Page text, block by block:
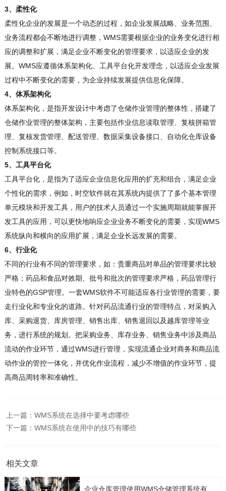
3、柔性化
柔性化企业的发展是一个动态的过程，如企业发展战略、业务范围、
业务流程都会不断地进行调整，WMS需要根据企业的业务变化进行相
应的调整和扩展，满足企业不断变化的管理要求，以适应企业的发
展。WMS应遵循体系架构化、工具平台化开发理念，以适应企业发展
过程中不断变化的需要，为企业持续发展提供信息化保障。
4、体系架构化
体系架构化，是指开发设计中考虑了仓储作业管理的整体性，搭建了
仓储作业管理的整体架构，主要包括作业信息读取管理、复核拼箱管
理、复核发货管理、配送管理、数据采集设备接口、自动化仓库设备
控制系统接口等。
5、工具平台化
工具平台化，是指为了适应企业信息化应用的扩充和组合，满足企业
个性化的需求，例如，时空软件就在其系统内提供了了多个基本管理
单元模块和开发工具，用户的技术人员通过一个实施周期就能掌握开
发工具的应用，可以更快地响应企业业务不断变化的需要，实现WMS
系统纵向和横向的应用扩展，满足企业长远发展的需要。
6、行业化
不同的行业有不同的管理要求，如：贵重商品对单品的管理要求比较
严格；药品和食品对效期、批号和批次的管理要求严格，药品管理行
业特色的GSP管理。一套WMS软件不可能适应各行业管理的需要，要
走行业化和专业化的道路。针对药品流通行业的管理特点，对采购入
库、采购退货、库房管理、销售出库、销售退回以及越库管理等业
务，进行系统的规划。把采购业务、库存业务、销售业务中涉及商品
流动的作业环节，通过WMS进行管理，实现流通企业对商务和商品流
动作业的管控一体化，并优化作业流程，减少不增值的作业环节，提
高商品周转率和准确性。
上一篇： WMS系统在选择中要考虑哪些
下一篇： WMS系统在使用中的技巧有哪些
相关文章